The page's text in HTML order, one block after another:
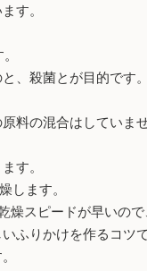
す。
、殺菌とが目的です。
料の混合はしていませ
す。
します。
スピードが早いので
ふりかけを作るコツで